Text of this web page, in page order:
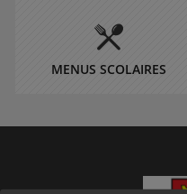
MENUS SCOLAIRES